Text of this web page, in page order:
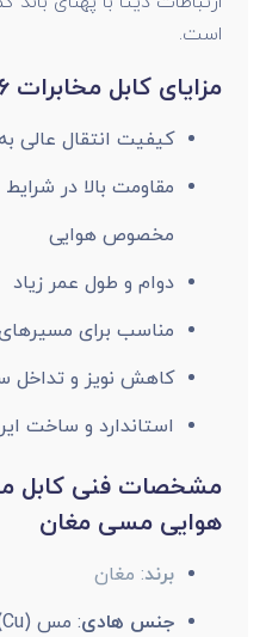
است.
مزایای کابل مخابرات 6 زوج مسی مغان
کیفیت انتقال عالی به
مقاومت بالا در
مخصوص هوایی
دوام و طول عمر زیاد
مناسب برای
کاهش نویز و تداخل
استاندارد و ساخت
هوایی مسی مغان
برند: مغان
جنس هادی: مس (Cu)